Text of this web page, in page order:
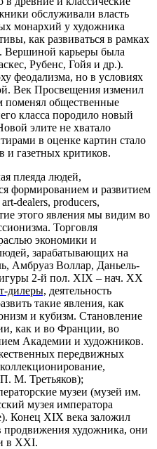
обслуживали власть
монархий у художника
как развиваться в рамках
Вершиной карьеры была
Рубенс, Гойя и др.).
феодализма, но в условиях
Век Просвещения изменил
поменял общественные
класса породило новый
элите не хватало
в оценке картин стало
и газетных критиков.
плеяда людей,
формированием и развитием
dealers, producers,
этого явления мы видим во
Торговля
экономики и
зарабатывающих на
Амбруаз Воллар, Даньель-
2-й пол. XIX – нач. XX
дилеры, деятельность
такие явления, как
и кубизм. Становление
как и во Франции, во
Академии и художников.
передвижных
М. Третьяков);
музеи (музей им.
музея императора
Конец XIX века заложил
художника, они
в XXI.